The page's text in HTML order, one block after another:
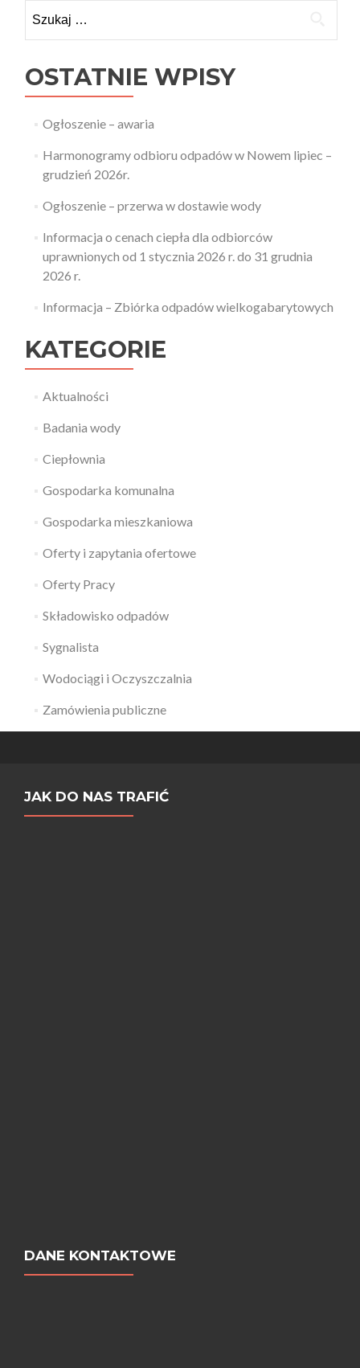
OSTATNIE WPISY
Ogłoszenie – awaria
Harmonogramy odbioru odpadów w Nowem lipiec –
grudzień 2026r.
Ogłoszenie – przerwa w dostawie wody
Informacja o cenach ciepła dla odbiorców
uprawnionych od 1 stycznia 2026 r. do 31 grudnia
2026 r.
Informacja – Zbiórka odpadów wielkogabarytowych
KATEGORIE
Aktualności
Badania wody
Ciepłownia
Gospodarka komunalna
Gospodarka mieszkaniowa
Oferty i zapytania ofertowe
Oferty Pracy
Składowisko odpadów
Sygnalista
Wodociągi i Oczyszczalnia
Zamówienia publiczne
JAK DO NAS TRAFIĆ
DANE KONTAKTOWE